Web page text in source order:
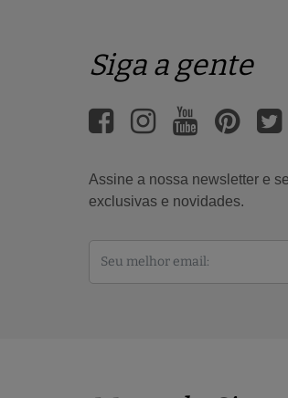
Siga a gente
Assine a nossa newsletter e
exclusivas e novidades.